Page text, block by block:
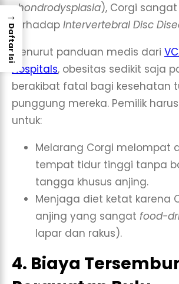
chondrodysplasia), Corgi
terhadap Intervertebral Disc
Menurut panduan medis dari
Hospitals, obesitas sedikit saja
berakibat fatal bagi kesehatan
punggung mereka. Pemilik
untuk:
Melarang Corgi melompat
tempat tidur tinggi tanpa
tangga khusus anjing.
Menjaga diet ketat karena
anjing yang sangat food-
lapar dan rakus).
4. Biaya
→
Daftar Isi